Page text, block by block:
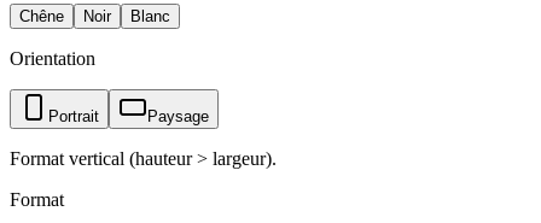
Chêne Noir Blanc
Orientation
Portrait Paysage
Format vertical (hauteur > largeur).
Format